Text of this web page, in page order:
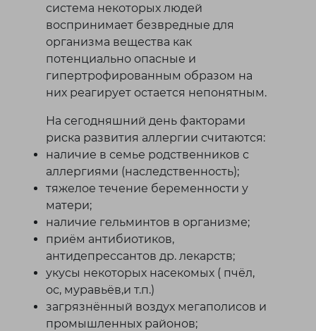
система некоторых людей
воспринимает безвредные для
организма вещества как
потенциально опасные и
гипертрофированным образом на
них реагирует остается непонятным.
На сегодняшний день факторами
риска развития аллергии считаются:
наличие в семье родственников с
аллергиями (наследственность);
тяжелое течение беременности у
матери;
наличие гельминтов в организме;
приём антибиотиков,
антидепрессантов др. лекарств;
укусы некоторых насекомых ( пчёл,
ос, муравьёв,и т.п.)
загрязнённый воздух мегаполисов и
промышленных районов;